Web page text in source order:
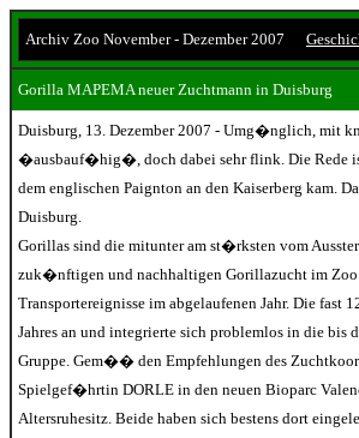
Archiv Zoo November - Dezember 2007
Gorilla MAPEMA neuer Zuchtmann in Duisburg
Duisburg, 13. Dezember 2007 - Umg�nglich, mit
�ausbauf�hig�, doch dabei sehr flink. Die Rede
dem englischen Paignton an den Kaiserberg kam.
Duisburg.
Gorillas sind die mitunter am st�rksten vom
zuk�nftigen und nachhaltigen Gorillazucht im Zoo
Transportereignisse im abgelaufenen Jahr. Die
Jahres an und integrierte sich problemlos in die
Gruppe. Gem�� den Empfehlungen des
Spielgef�hrtin DORLE in den neuen Bioparc
Altersruhesitz. Beide haben sich bestens dort